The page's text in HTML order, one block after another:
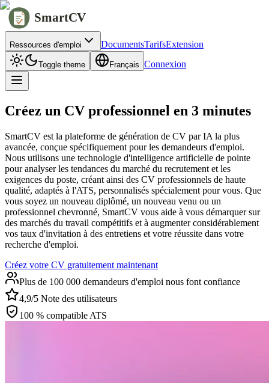
SmartCV
Ressources d'emploi DocumentsTarifsExtension
Toggle theme Français Connexion
Créez un CV professionnel en 3 minutes
SmartCV est la plateforme de génération de CV par IA la plus
avancée, conçue spécifiquement pour les demandeurs d'emploi.
Nous utilisons une technologie d'intelligence artificielle de pointe
pour analyser les tendances du marché du recrutement et les
exigences du poste, créant ainsi des CV professionnels de haute
qualité, adaptés à l'ATS, personnalisés spécialement pour vous. Que
vous soyez un nouveau diplômé, un nouveau venu ou un
professionnel chevronné, SmartCV vous aide à vous démarquer sur
des marchés du travail compétitifs et à augmenter considérablement
vos taux d'invitation à des entretiens et votre réussite dans votre
recherche d'emploi.
Créez votre CV gratuitement maintenant
Plus de 100 000 demandeurs d'emploi nous font confiance
4,9/5 Note des utilisateurs
100 % compatible ATS